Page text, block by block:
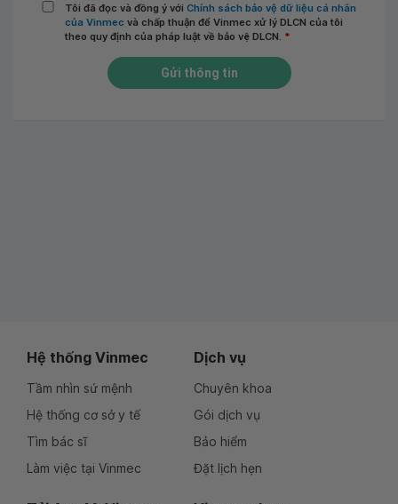
Tôi đã đọc và đồng ý với Chính sách bảo vệ dữ liệu cá nhân
của Vinmec và chấp thuận để Vinmec xử lý DLCN của tôi
theo quy định của pháp luật về bảo vệ DLCN. *
Gửi thông tin
Hệ thống Vinmec
Tầm nhìn sứ mệnh
Hệ thống cơ sở y tế
Tìm bác sĩ
Làm việc tại Vinmec
Dịch vụ
Chuyên khoa
Gói dịch vụ
Bảo hiểm
Đặt lịch hẹn